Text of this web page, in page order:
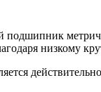
низкому